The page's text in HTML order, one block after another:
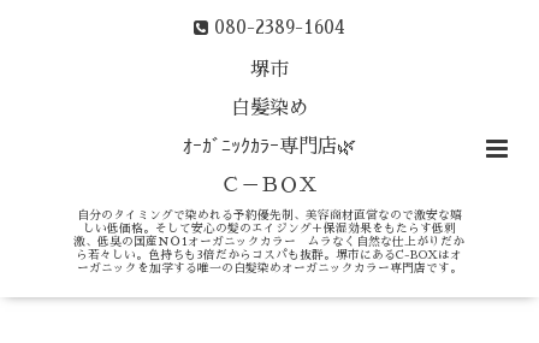
080-2389-1604
堺市
白髪染め
ｵｰｶﾞﾆｯｸｶﾗｰ専門店🌿
Ｃ－ＢＯＸ
自分のタイミングで染めれる予約優先制、美容商材直営なので激安な嬉
しい低価格。そして安心の髪のエイジング＋保湿効果をもたらす低刺
激、低臭の国産ＮＯ1オーガニックカラー ムラなく自然な仕上がりだか
ら若々しい。色持ちも3倍だからコスパも抜群。堺市にあるC-BOXはオ
ーガニックを加学する唯一の白髪染めオーガニックカラー専門店です。